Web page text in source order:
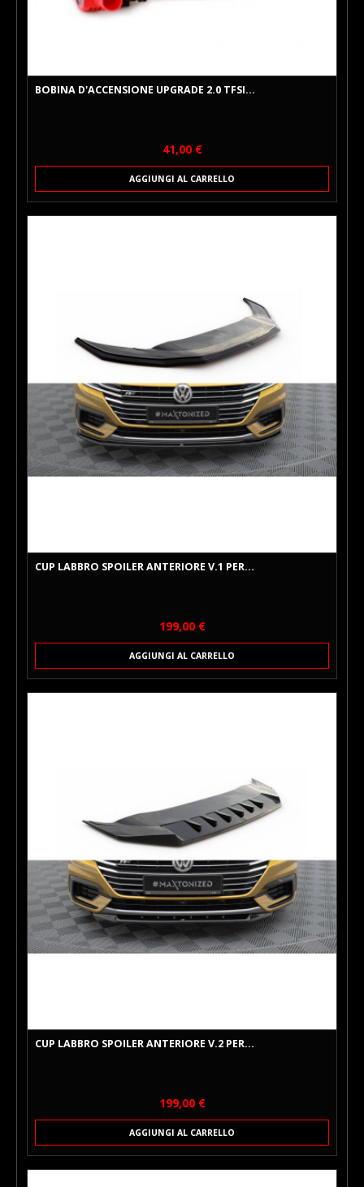
BOBINA D'ACCENSIONE UPGRADE 2.0 TFSI...
Prezzo
41,00 €
AGGIUNGI AL CARRELLO
CUP LABBRO SPOILER ANTERIORE V.1 PER...
Prezzo
199,00 €
AGGIUNGI AL CARRELLO
CUP LABBRO SPOILER ANTERIORE V.2 PER...
Prezzo
199,00 €
AGGIUNGI AL CARRELLO